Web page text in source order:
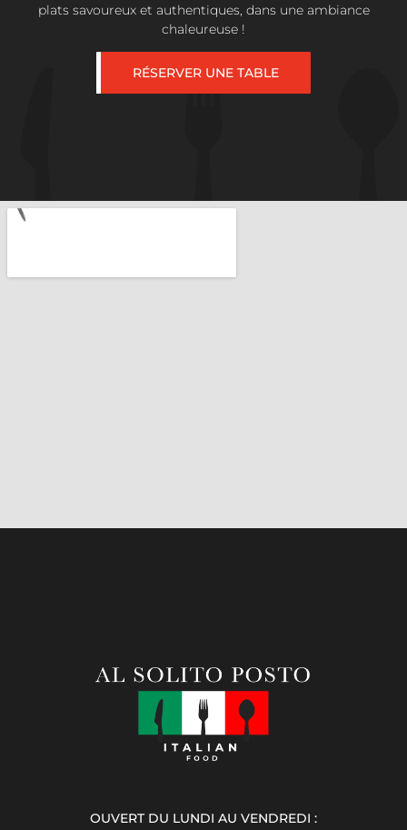
plats savoureux et authentiques, dans une ambiance
chaleureuse !
RÉSERVER UNE TABLE
OUVERT DU LUNDI AU VENDREDI :